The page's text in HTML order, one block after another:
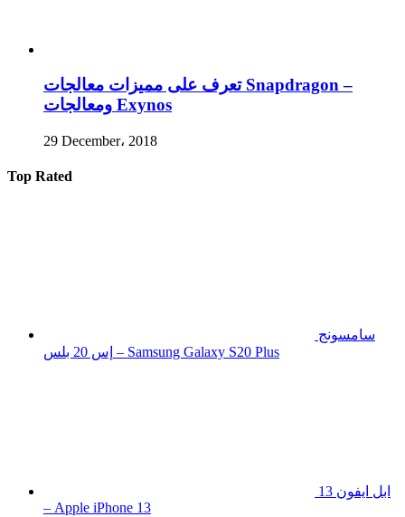
تعرف على مميزات معالجات Snapdragon –
ومعالجات Exynos
29 December، 2018
Top Rated
سامسونج
إس 20 بلس – Samsung Galaxy S20 Plus
ابل ايفون 13
– Apple iPhone 13